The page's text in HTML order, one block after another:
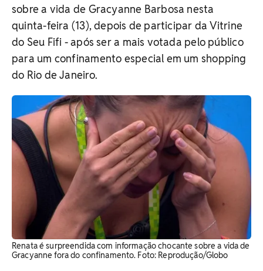
sobre a vida de Gracyanne Barbosa nesta
quinta-feira (13), depois de participar da Vitrine
do Seu Fifi - após ser a mais votada pelo público
para um confinamento especial em um shopping
do Rio de Janeiro.
Renata é surpreendida com informação chocante sobre a vida de
Gracyanne fora do confinamento. Foto: Reprodução/Globo